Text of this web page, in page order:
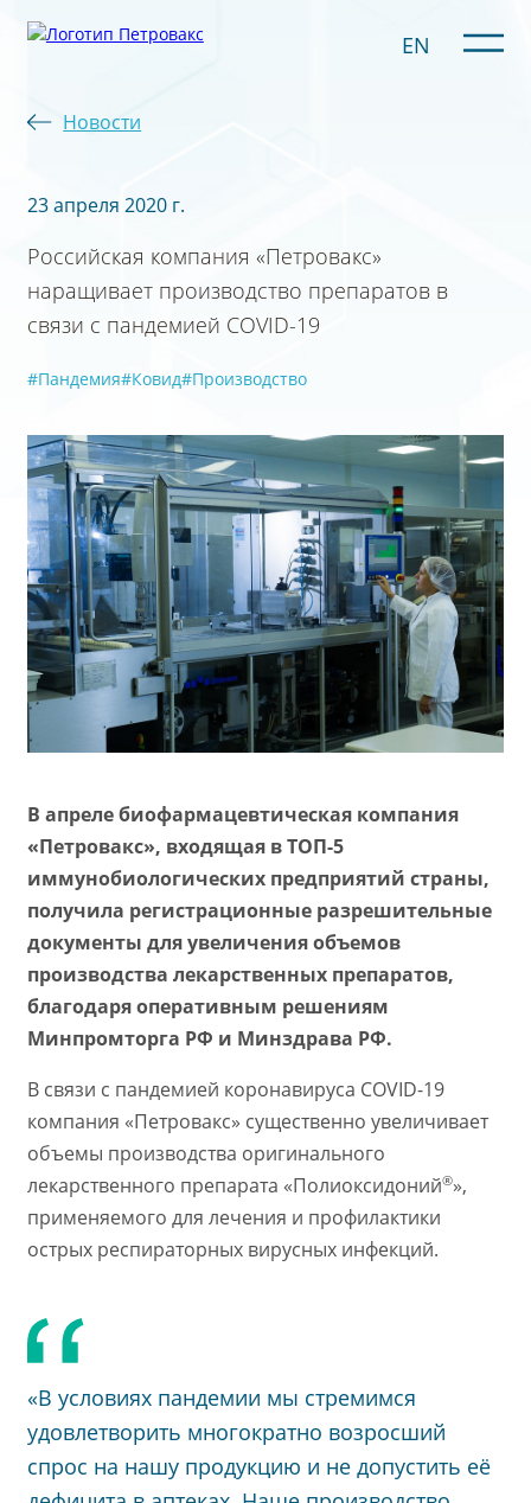
EN
Новости
23 апреля 2020 г.
Российская компания «Петровакс»
наращивает производство препаратов в
связи с пандемией COVID-19
#Пандемия#Ковид#Производство
В апреле биофармацевтическая компания
«Петровакс», входящая в ТОП-5
иммунобиологических предприятий страны,
получила регистрационные разрешительные
документы для увеличения объемов
производства лекарственных препаратов,
благодаря оперативным решениям
Минпромторга РФ и Минздрава РФ.
В связи с пандемией коронавируса COVID-19
компания «Петровакс» существенно увеличивает
объемы производства оригинального
лекарственного препарата «Полиоксидоний®»,
применяемого для лечения и профилактики
острых респираторных вирусных инфекций.
«В условиях пандемии мы стремимся
удовлетворить многократно возросший
спрос на нашу продукцию и не допустить её